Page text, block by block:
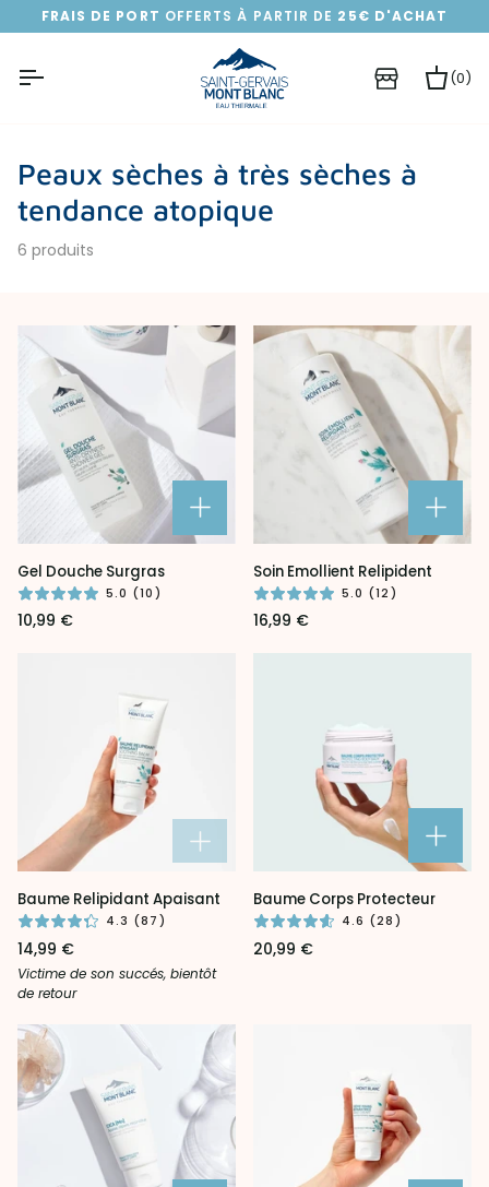
Passer
au
FRAIS DE PORT OFFERTS À PARTIR DE 25€ D'ACHAT
(0)
Peaux sèches à très sèches à
tendance atopique
6 produits
Gel
Douche
Surgras
Gel Douche Surgras
5.0 (10)
10,99 €
Soin
Emollient
Relipident
Soin Emollient Relipident
5.0 (12)
16,99 €
Baume
Relipidant
Apaisant
Baume Relipidant Apaisant
4.3 (87)
14,99 €
Victime de son succés, bientôt
de retour
Baume
Corps
Protecteur
Baume Corps Protecteur
4.6 (28)
20,99 €